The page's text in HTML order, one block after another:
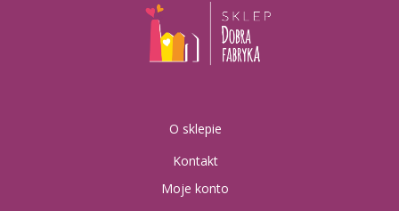
O sklepie
Kontakt
Moje konto